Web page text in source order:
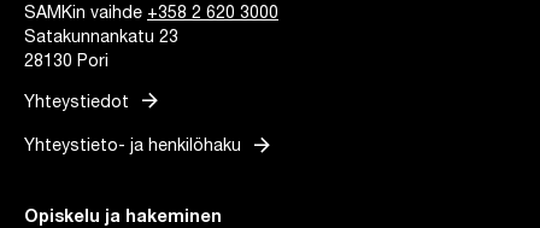
SAMKin vaihde +358 2 620 3000
Satakunnankatu 23
28130 Pori
Yhteystiedot arrow_forward
Yhteystieto- ja henkilöhaku arrow_forward
Opiskelu ja hakeminen